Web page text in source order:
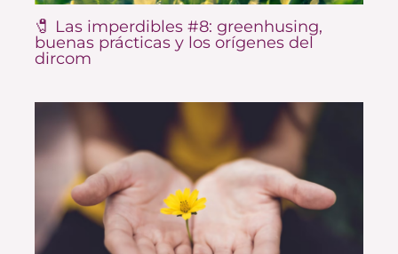
🧷 Las imperdibles #8: greenhusing,
buenas prácticas y los orígenes del
dircom